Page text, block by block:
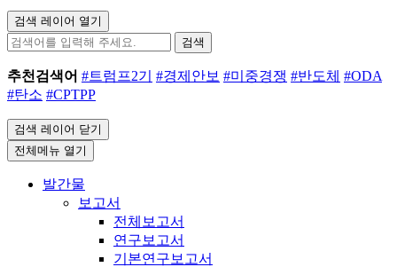
검색 레이어 열기
검색
추천검색어 #트럼프2기 #경제안보 #미중경쟁 #반도체 #ODA
#탄소 #CPTPP
검색 레이어 닫기
전체메뉴 열기
발간물
보고서
전체보고서
연구보고서
기본연구보고서